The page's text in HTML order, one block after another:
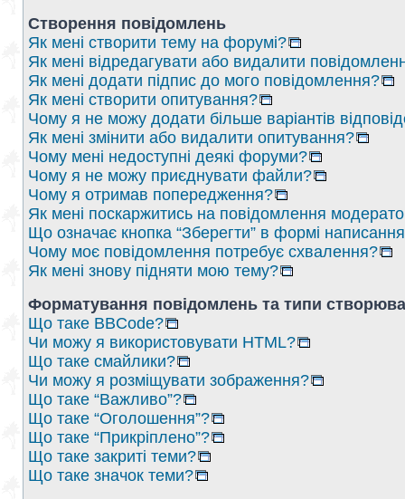
Створення повідомлень
Як мені створити тему на форумі?
Як мені відредагувати або видалити
Як мені додати підпис до мого повідомлення?
Як мені створити опитування?
Чому я не можу додати більше варіантів
Як мені змінити або видалити опитування?
Чому мені недоступні деякі форуми?
Чому я не можу приєднувати файли?
Чому я отримав попередження?
Як мені поскаржитись на повідомлення
Що означає кнопка “Зберегти” в формі
Чому моє повідомлення потребує схвалення?
Як мені знову підняти мою тему?
Форматування повідомлень та типи
Що таке BBCode?
Чи можу я використовувати HTML?
Що таке смайлики?
Чи можу я розміщувати зображення?
Що таке “Важливо”?
Що таке “Оголошення”?
Що таке “Прикріплено”?
Що таке закриті теми?
Що таке значок теми?